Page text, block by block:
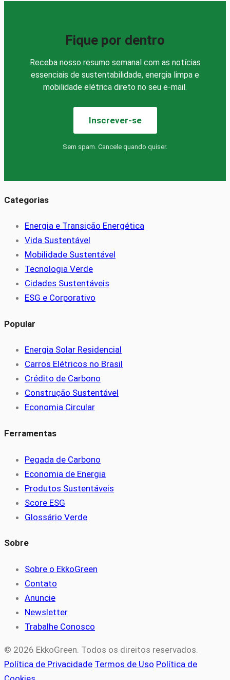
Fique por dentro
Receba nosso resumo semanal com as notícias
essenciais de sustentabilidade, energia limpa e
mobilidade elétrica direto no seu e-mail.
Inscrever-se
Sem spam. Cancele quando quiser.
Categorias
Energia e Transição Energética
Vida Sustentável
Mobilidade Sustentável
Tecnologia Verde
Cidades Sustentáveis
ESG e Corporativo
Popular
Energia Solar Residencial
Carros Elétricos no Brasil
Crédito de Carbono
Construção Sustentável
Economia Circular
Ferramentas
Pegada de Carbono
Economia de Energia
Produtos Sustentáveis
Score ESG
Glossário Verde
Sobre
Sobre o EkkoGreen
Contato
Anuncie
Newsletter
Trabalhe Conosco
© 2026 EkkoGreen. Todos os direitos reservados.
Política de Privacidade Termos de Uso Política de